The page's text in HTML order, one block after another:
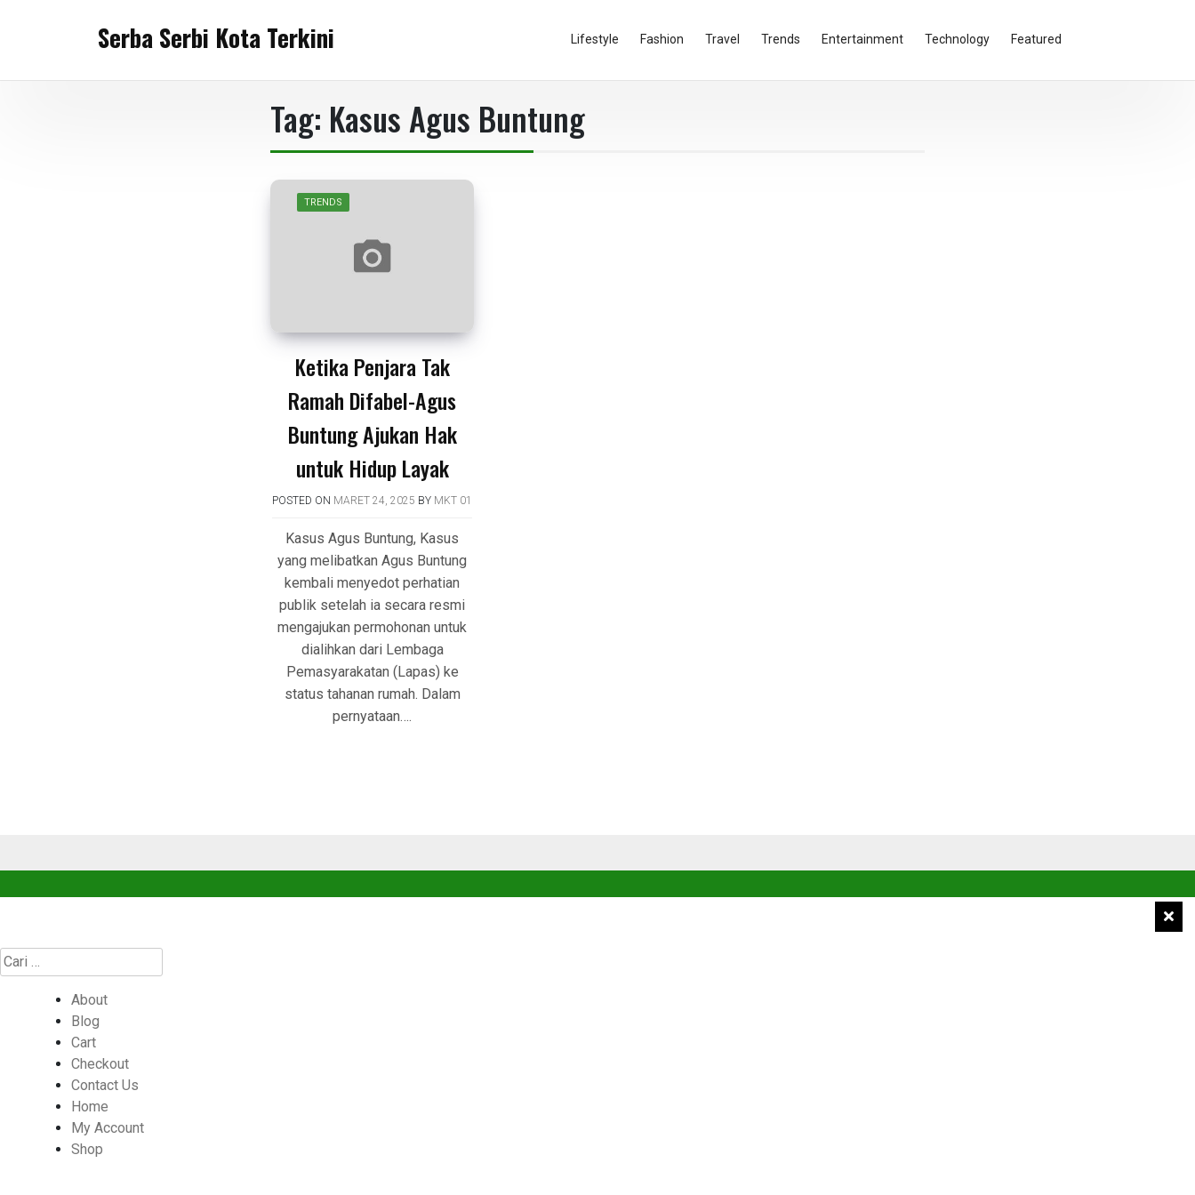
Serba Serbi Kota Terkini Lifestyle Fashion Travel Trends Entertainment Technology Featured
Tag: Kasus Agus Buntung
TRENDS
Ketika Penjara Tak
Ramah Difabel-Agus
Buntung Ajukan Hak
untuk Hidup Layak
POSTED ON MARET 24, 2025 BY MKT 01
Kasus Agus Buntung, Kasus
yang melibatkan Agus Buntung
kembali menyedot perhatian
publik setelah ia secara resmi
mengajukan permohonan untuk
dialihkan dari Lembaga
Pemasyarakatan (Lapas) ke
status tahanan rumah. Dalam
pernyataan….
Cari
untuk:
About
Blog
Cart
Checkout
Contact Us
Home
My Account
Shop